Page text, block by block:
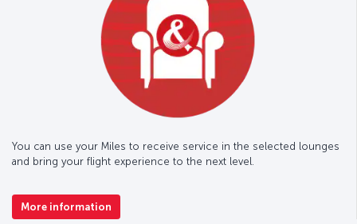
You can use your Miles to receive service in the selected lounges
and bring your flight experience to the next level.
More information